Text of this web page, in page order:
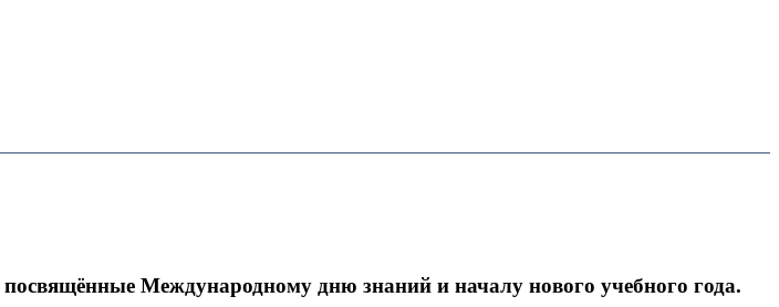
Международному дню знаний и началу нового учебного года.